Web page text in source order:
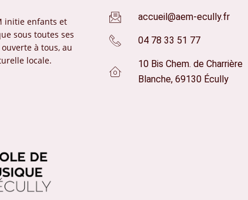
initie enfants et
sous toutes ses
à tous, au
locale.
accueil@aem-ecully.fr
04 78 33 51 77
10 Bis Chem. de Charrière
Blanche, 69130 Écully